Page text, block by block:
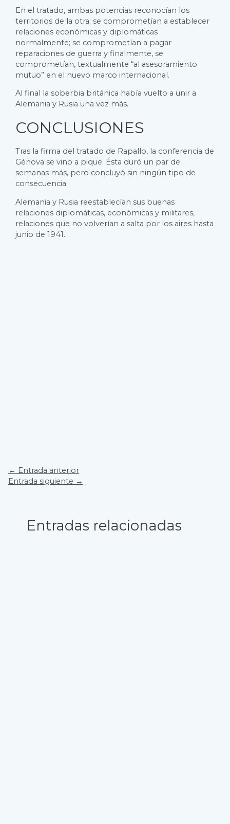
En el tratado, ambas potencias reconocían los
territorios de la otra; se comprometían a establecer
relaciones económicas y diplomáticas
normalmente; se comprometían a pagar
reparaciones de guerra y finalmente, se
comprometían, textualmente “al asesoramiento
mutuo” en el nuevo marco internacional.
Al final la soberbia británica había vuelto a unir a
Alemania y Rusia una vez más.
CONCLUSIONES
Tras la firma del tratado de Rapallo, la conferencia de
Génova se vino a pique. Ésta duró un par de
semanas más, pero concluyó sin ningún tipo de
consecuencia.
Alemania y Rusia reestablecían sus buenas
relaciones diplomáticas, económicas y militares,
relaciones que no volverían a salta por los aires hasta
junio de 1941.
Navegación
de
← Entrada anterior
Entrada siguiente →
Entradas relacionadas